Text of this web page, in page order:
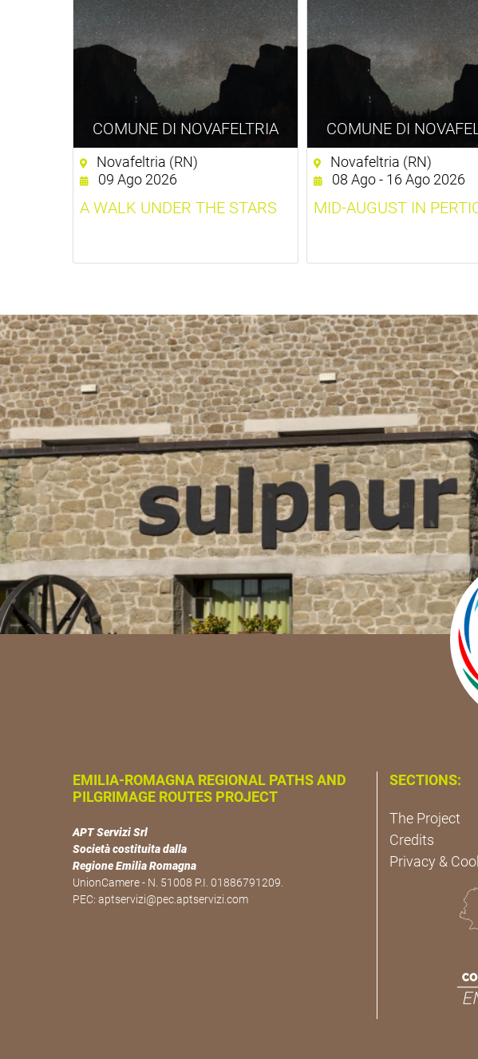
COMUNE DI NOVAFELTRIA
Novafeltria (RN)
09 Ago 2026
A WALK UNDER THE STARS
COMUNE DI
Novafeltria (RN)
08 Ago - 16 Ago 2026
MID-AUGUST IN
EMILIA-ROMAGNA REGIONAL PATHS AND
PILGRIMAGE ROUTES PROJECT
APT Servizi Srl
Società costituita dalla
Regione Emilia Romagna
UnionCamere - N. 51008 P.I. 01886791209.
PEC: aptservizi@pec.aptservizi.com
SECTIONS:
The Project
Credits
Privacy &